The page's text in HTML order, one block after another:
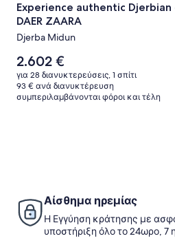
φωτογραφιών
για
το
κατάλυμα
Experience
authentic
Experience authentic Djerbian
DAER ZAARA
Djerba Midun
Η
τιμή
είναι
2.602 €
2.602 €
για 28 διανυκτερεύσεις, 1 σπίτι
93 € ανά διανυκτέρευση
συμπεριλαμβάνονται φόροι και τέλη
Αίσθημα ηρεμίας
Η Εγγύηση κράτησης με
υποστήριξη όλο το 24ωρο,